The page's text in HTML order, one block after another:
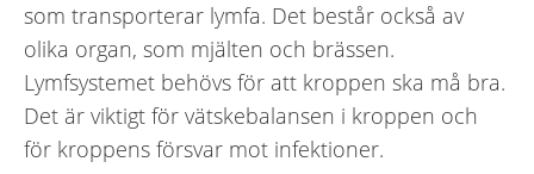
som transporterar lymfa. Det består också av
olika organ, som mjälten och brässen.
Lymfsystemet behövs för att kroppen ska må bra.
Det är viktigt för vätskebalansen i kroppen och
för kroppens försvar mot infektioner.